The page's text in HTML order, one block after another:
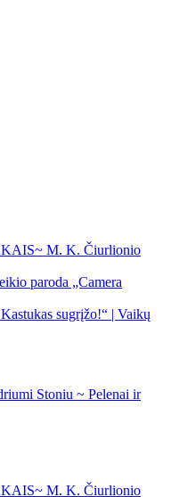
M. K. Čiurlionio
paroda „Camera
sugrįžo!“ | Vaikų
Stoniu ~ Pelenai ir
M. K. Čiurlionio